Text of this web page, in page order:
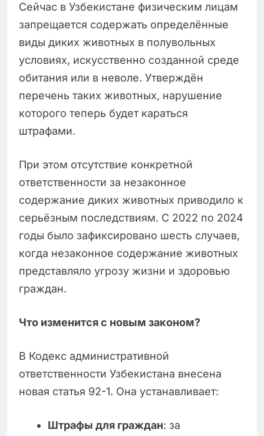
Сейчас в Узбекистане физическим лицам
запрещается содержать определённые
виды диких животных в полувольных
условиях, искусственно созданной среде
обитания или в неволе. Утверждён
перечень таких животных, нарушение
которого теперь будет караться
штрафами.
При этом отсутствие конкретной
ответственности за незаконное
содержание диких животных приводило к
серьёзным последствиям. С 2022 по 2024
годы было зафиксировано шесть случаев,
когда незаконное содержание животных
представляло угрозу жизни и здоровью
граждан.
Что изменится с новым законом?
В Кодекс административной
ответственности Узбекистана внесена
новая статья 92-1. Она устанавливает:
Штрафы для граждан: за